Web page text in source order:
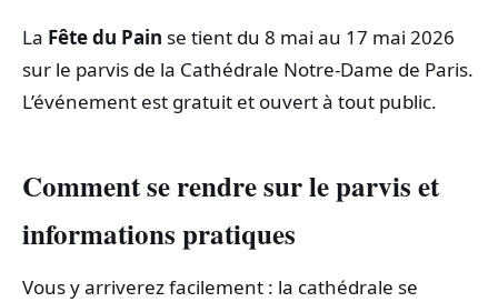
La Fête du Pain se tient du 8 mai au 17 mai 2026
sur le parvis de la Cathédrale Notre‑Dame de Paris.
L’événement est gratuit et ouvert à tout public.
Comment se rendre sur le parvis et
informations pratiques
Vous y arriverez facilement : la cathédrale se